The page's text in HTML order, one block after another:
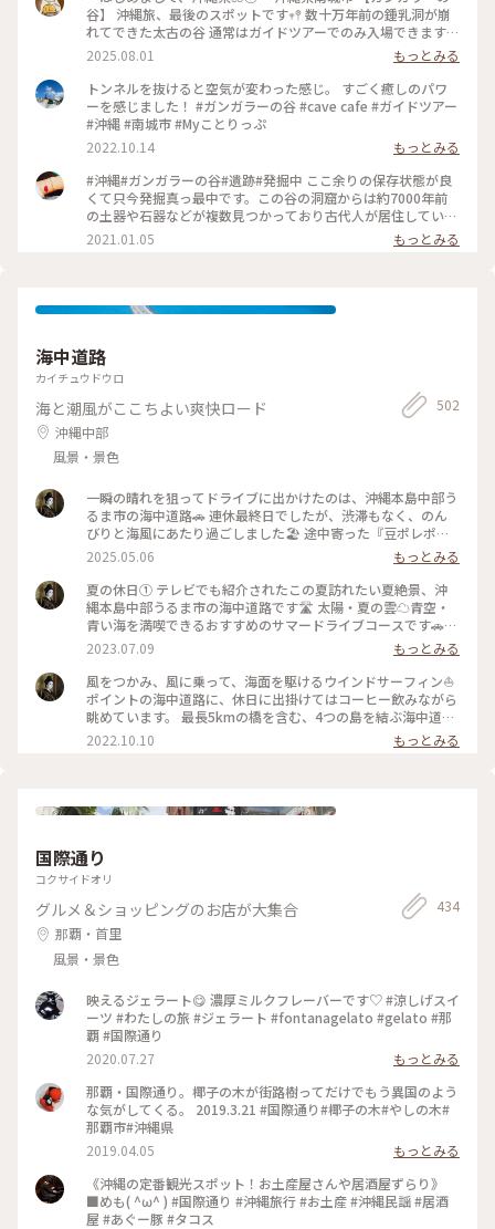
谷】 沖縄旅、最後のスポットです‪‪𖥧𖤣 数十万年前の鍾乳洞が崩
れてできた太古の谷 通常はガイドツアーでのみ入場できます *
ツアーの出発地点であるケイブカフェ ツアー前のドリンク休
憩スポット 今回は夜に開催されたコンサートが目的で訪れた
ので、カフェでの休憩はできませんでした * 鍾乳洞内には光が
差し込み 上からはポタポタと水滴が垂れてきて 自然を肌で感
じることができる場所です もう一度、ツアーでしっかり見て
まわりたいな😌 #アートな景色 #沖縄県 #南城市 #ガンガラー
の谷 #ケイブカフェ #島旅 #夏 #鍾乳洞
2025.08.01
もっとみる
トンネルを抜けると空気が変わった感じ。 すごく癒しのパワ
ーを感じました！ #ガンガラーの谷 #cave cafe #ガイドツアー
#沖縄 #南城市 #Myことりっぷ
2022.10.14
もっとみる
#沖縄#ガンガラーの谷#遺跡#発掘中 ここ余りの保存状態が良
くて只今発掘真っ最中です。この谷の洞窟からは約7000年前
の土器や石器などが複数見つかっており古代人が居住していた
とか。分かりますか？お墓の後の地層が5cm位しか土が無いん
です❕最後の写真の奥の森からカンガルーの谷まで古代人は生
2021.01.05 もっとみる
海中道路
カイチュウドウロ
海と潮風がここちよい爽快ロード
沖縄中部
風景・景色
502
一瞬の晴れを狙ってドライブに出かけたのは、沖縄本島中部う
るま市の海中道路🚗 連休最終日でしたが、渋滞もなく、のん
びりと海風にあたり過ごしました🏖️ 途中寄った『豆ポレポ
レ』さんの、黒糖カフェオレを飲みながら、ウインドサーフィ
ンを楽しんでいる人達を眺めていました♪ 明日から仕事です
ねー😭 みなさん頑張りましょう👍 ※1〜３枚目はカメラ、４
枚目のみiPhoneで撮影したものです。iPhoneで撮ると実際よ
りすごく青が暗めになるのがちょっと不満🧐 #海中道路#うる
2025.05.06
もっとみる
夏の休日① テレビでも紹介されたこの夏訪れたい夏絶景、沖
縄本島中部うるま市の海中道路です🛣️ 太陽・夏の雲☁️青空・
青い海を満喫できるおすすめのサマードライブコースです🚗
沖縄も連日32度以上の暑い中が続いています☀️ 日焼け止め・
水分補給しながらですが、やっぱり太陽のエネルギーってすご
いですね❣️ #私のことりっぷ旅 #沖縄 #海中道路#うるま市
2023.07.09
もっとみる
風をつかみ、風に乗って、海面を駆けるウインドサーフィン⛵️
ポイントの海中道路に、休日に出掛けてはコーヒー飲みながら
眺めています。 最長5kmの橋を含む、4つの島を結ぶ海中道路
は、爽快なドライブコース🚗 ウインドサーフィンの人気スポ
ットでもあります。 あたりはすっかり秋の風で、眺める私は、
🍨 今回のフレーバーは、近くの宮城島産の黄金芋（くがにい
し』にしましたが、甘いの後にピリピリ大人の味！（3枚目）
スポーツ全く出来ない私。もはや眺めるのが趣味になりつつあ
道路#ウインドサーフィン#うるまジェラート#沖縄ジェラート
#うるま市
2022.10.10 もっとみる
国際通り
コクサイドオリ
グルメ＆ショッピングのお店が大集合
那覇・首里
風景・景色
434
映えるジェラート😋 濃厚ミルクフレーバーです♡ #涼しげスイ
ーツ #わたしの旅 #ジェラート #fontanagelato #gelato #那
覇 #国際通り
2020.07.27
もっとみる
那覇・国際通り。椰子の木が街路樹ってだけでもう異国のよう
な気がしてくる。 2019.3.21 #国際通り#椰子の木#やしの木#
那覇市#沖縄県
2019.04.05
もっとみる
《沖縄の定番観光スポット！お土産屋さんや居酒屋ずらり》
■めも( ^ω^ ) #国際通り #沖縄旅行 #お土産 #沖縄民謡 #居酒
屋 #あぐー豚 #タコス